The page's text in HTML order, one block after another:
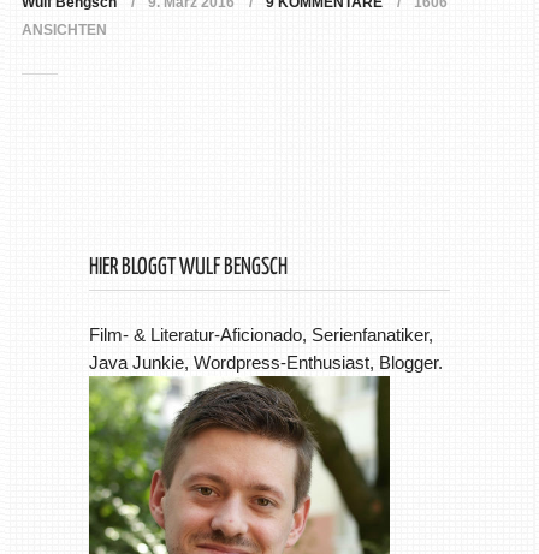
ANSICHTEN
HIER BLOGGT WULF BENGSCH
Film- & Literatur-Aficionado, Serienfanatiker,
Java Junkie, Wordpress-Enthusiast, Blogger.